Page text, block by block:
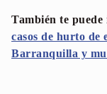
También te puede
casos de hurto de
Barranquilla y